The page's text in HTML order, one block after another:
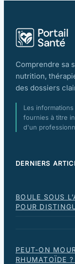
Comprendre sa
nutrition,
des dossiers
Les
fournies à titre
d'un
DERNIERS
BOULE SOUS
POUR
PEUT-ON
RHUMATOÏDE